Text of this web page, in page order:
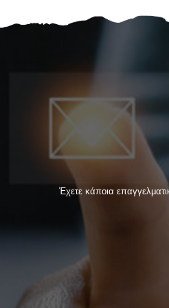
Έχετε κάποια